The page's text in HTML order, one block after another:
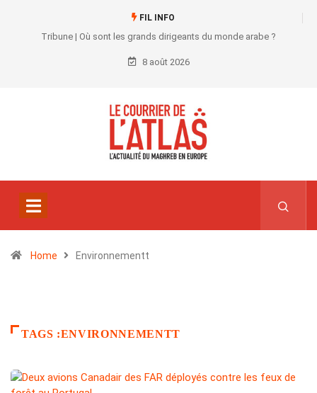
FIL INFO
Tribune | Où sont les grands dirigeants du monde arabe ?
8 août 2026
Home Environnementt
TAGS :ENVIRONNEMENTT